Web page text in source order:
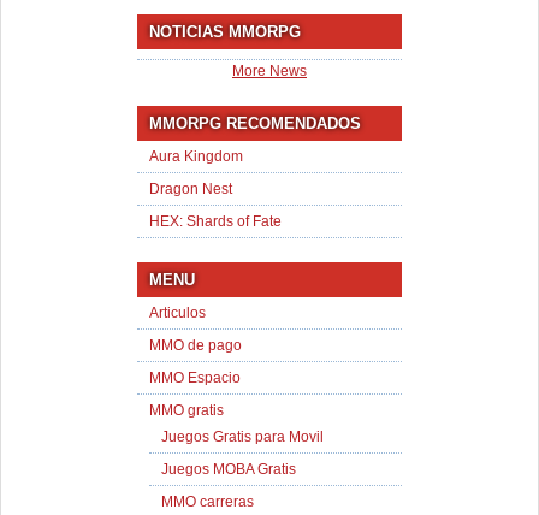
NOTICIAS MMORPG
More News
MMORPG RECOMENDADOS
Aura Kingdom
Dragon Nest
HEX: Shards of Fate
MENU
Articulos
MMO de pago
MMO Espacio
MMO gratis
Juegos Gratis para Movil
Juegos MOBA Gratis
MMO carreras